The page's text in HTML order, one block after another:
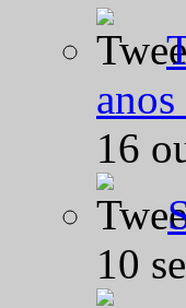
16
10